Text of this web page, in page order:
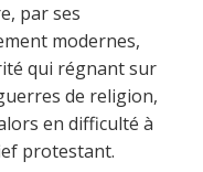
par ses
modernes,
qui régnant sur
de religion,
en difficulté à
protestant.